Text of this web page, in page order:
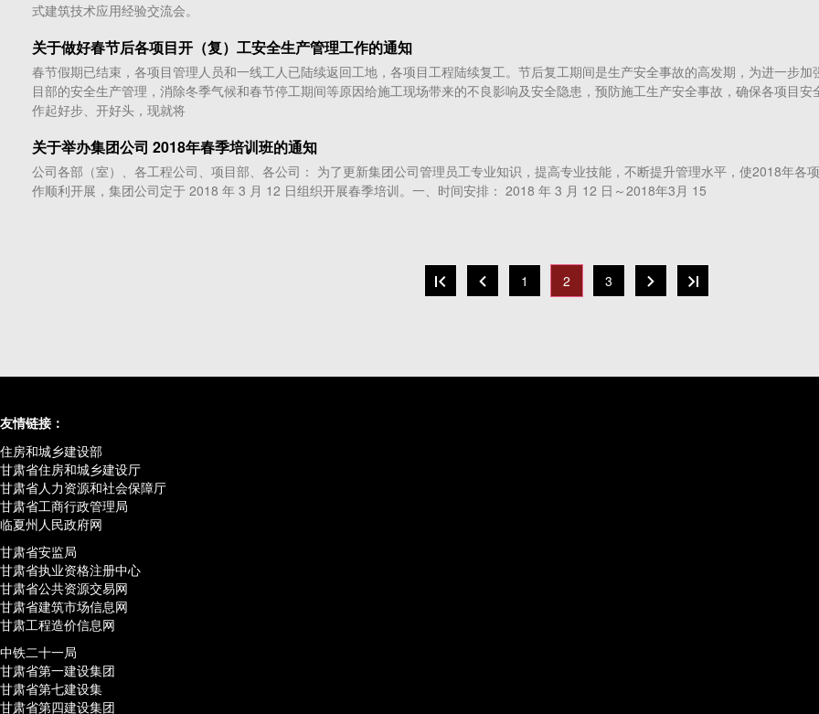
式建筑技术应用经验交流会。
关于做好春节后各项目开（复）工安全生产管理工作的通知
春节假期已结束，各项目管理人员和一线工人已陆续返回工地，各项目工程陆续复工。节后复工期间是生产安全事故的高发期，为进一步加
目部的安全生产管理，消除冬季气候和春节停工期间等原因给施工现场带来的不良影响及安全隐患，预防施工生产安全事故，确保各项目安
作起好步、开好头，现就将
关于举办集团公司 2018年春季培训班的通知
公司各部（室）、各工程公司、项目部、各公司： 为了更新集团公司管理员工专业知识，提高专业技能，不断提升管理水平，使2018年各
作顺利开展，集团公司定于 2018 年 3 月 12 日组织开展春季培训。一、时间安排： 2018 年 3 月 12 日～2018年3月 15
1 2 3
友情链接：
住房和城乡建设部
甘肃省住房和城乡建设厅
甘肃省人力资源和社会保障厅
甘肃省工商行政管理局
临夏州人民政府网
甘肃省安监局
甘肃省执业资格注册中心
甘肃省公共资源交易网
甘肃省建筑市场信息网
甘肃工程造价信息网
中铁二十一局
甘肃省第一建设集团
甘肃省第七建设集
甘肃省第四建设集团